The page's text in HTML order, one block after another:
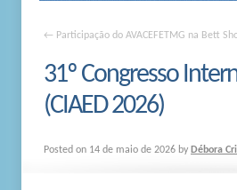
← Participação do AVACEFETMG na Bett
31º Congresso
(CIAED 2026)
Posted on 14 de maio de 2026 by Débora